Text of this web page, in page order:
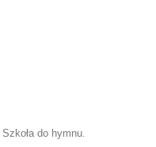
Szkoła do hymnu.